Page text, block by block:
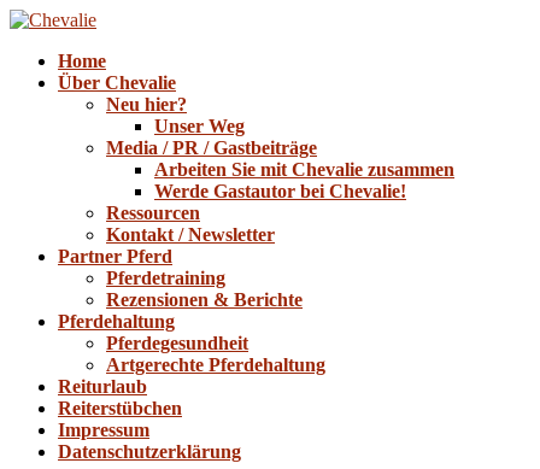
Home
Über Chevalie
Neu hier?
Unser Weg
Media / PR / Gastbeiträge
Arbeiten Sie mit Chevalie zusammen
Werde Gastautor bei Chevalie!
Ressourcen
Kontakt / Newsletter
Partner Pferd
Pferdetraining
Rezensionen & Berichte
Pferdehaltung
Pferdegesundheit
Artgerechte Pferdehaltung
Reiturlaub
Reiterstübchen
Impressum
Datenschutzerklärung